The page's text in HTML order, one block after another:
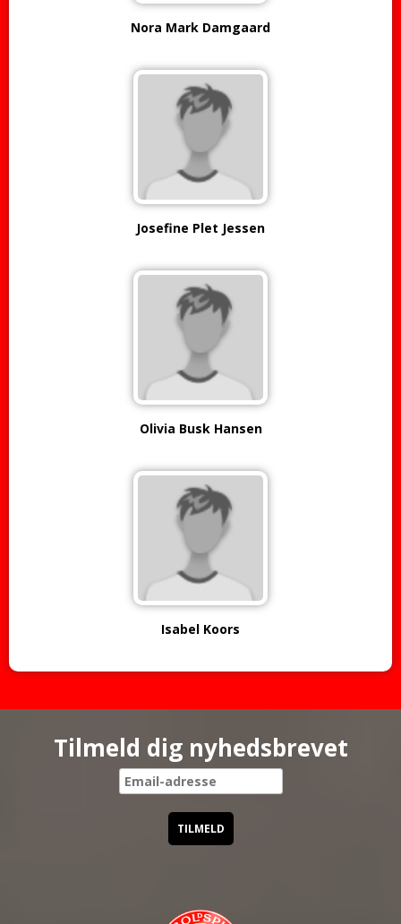
Nora Mark Damgaard
Josefine Plet Jessen
Olivia Busk Hansen
Isabel Koors
Tilmeld dig nyhedsbrevet